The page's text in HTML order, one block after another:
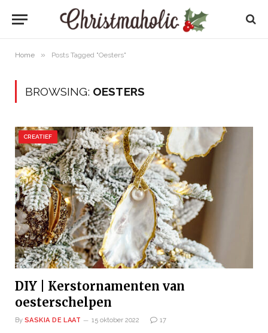
Home » Posts Tagged "Oesters"
BROWSING: OESTERS
CREATIEF
DIY | Kerstornamenten van
oesterschelpen
By SASKIA DE LAAT 15 oktober 2022 17